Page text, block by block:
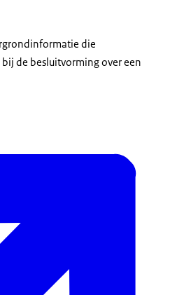
die
de besluitvorming over een